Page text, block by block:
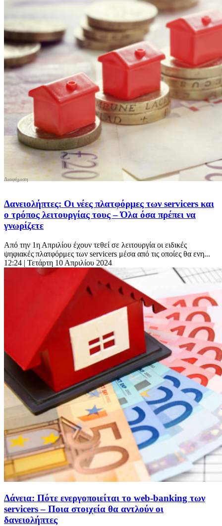
Δανειολήπτες: Οι νέες πλατφόρμες των servicers και
ο τρόπος λειτουργίας τους – Όλα όσα πρέπει να
γνωρίζετε
Από την 1η Απριλίου έχουν τεθεί σε λειτουργία οι ειδικές
ψηφιακές πλατφόρμες των servicers μέσα από τις οποίες θα ενη...
12:24 | Τετάρτη 10 Απριλίου 2024
Δάνεια: Πότε ενεργοποιείται το web-banking των
servicers – Ποια στοιχεία θα αντλούν οι
δανειολήπτες